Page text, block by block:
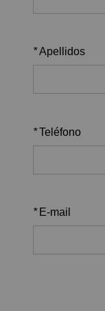
*Apellidos
*Teléfono
* E-mail